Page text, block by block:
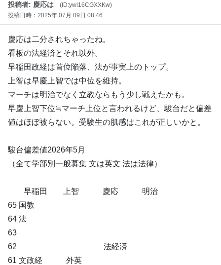
投稿者: 慶応は
(ID:ywl16CGXXKw)
投稿日時：2025年 07月 09日 08:46
慶応は二分されちゃったね。
看板の法経済とそれ以外。
早稲田政経は首位陥落、法が事実上のトップ。
上智は早慶上智では中位を維持。
マーチは明治でなく立教ならもう少し戦えたかも。
早慶上智下位≒マーチ上位と言われるけど、駿台だと偏差
値はほぼ被らない。受験生の肌感はこれが正しいかと。
駿台偏差値2026年5月
（全て学部別一般募集 文は英文 法は法律）
早稲田 上智 慶応 明治
65 国教
64 法
63
62 法経済
61 文政経 外英